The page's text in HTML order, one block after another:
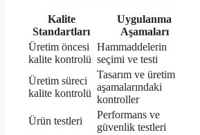
Kalite
Standartları
Uygulanma
Aşamaları
Üretim öncesi
kalite kontrolü
Hammaddelerin
seçimi ve testi
Üretim süreci
kalite kontrolü
Tasarım ve üretim
aşamalarındaki
kontroller
Ürün testleri
Performans ve
güvenlik testleri